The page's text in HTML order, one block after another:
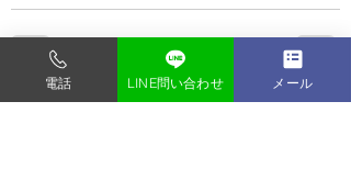
最新記事
電話 LINE問い合わせ メール